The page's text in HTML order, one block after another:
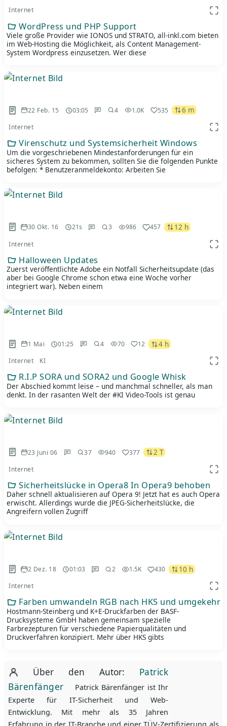
Internet
WordPress und PHP Support
Viele große Provider wie IONOS und STRATO, all-inkl.com bieten
im Web-Hosting die Möglichkeit, als Content Management-
System Wordpress einzusetzen. Wer diese
22 Feb. 15 03:05 4 1.0K 535 6 m
Internet
Virenschutz und Systemsicherheit Windows
Um die vorgeschriebenen Mindestanforderungen für ein
sicheres System zu bekommen, sollten Sie die folgenden Punkte
befolgen: * Benutzeranmeldekonto: Arbeiten Sie
30 Okt. 16 21s 3 986 457 12 h
Internet
Halloween Updates
Zuerst veröffentlichte Adobe ein Notfall Sicherheitsupdate (das
aber bei Google Chrome schon etwa eine Woche vorher
integriert war). Neben einem
1 Mai 01:25 4 70 12 4 h
Internet KI
R.I.P SORA und SORA2 und Google Whisk
Der Abschied kommt leise – und manchmal schneller, als man
denkt. In der rasanten Welt der #KI Video-Tools ist genau
23 Juni 06 37 940 377 2 T
Internet
Sicherheitslücke in Opera8 In Opera9 behoben
Daher schnell aktualisieren auf Opera 9! Jetzt hat es auch Opera
erwischt. Allerdings wurde die JPEG-Sicherheitslücke, die
Angreifern vollen Zugriff
2 Dez. 18 01:03 2 1.5K 430 10 h
Internet
Farben umwandeln RGB nach HKS und umgekehrt
Hostmann-Steinberg und K+E-Druckfarben der BASF-
Drucksysteme GmbH haben gemeinsam spezielle
Farbrezepturen für verschiedene Papierqualitäten und
Druckverfahren konzipiert. Mehr über HKS gibts
Über den Autor: Patrick
Bärenfänger
Patrick Bärenfänger ist Ihr
Experte für IT-Sicherheit und Web-
Entwicklung. Mit mehr als 35 Jahren